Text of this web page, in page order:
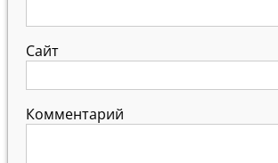
Сайт
Комментарий